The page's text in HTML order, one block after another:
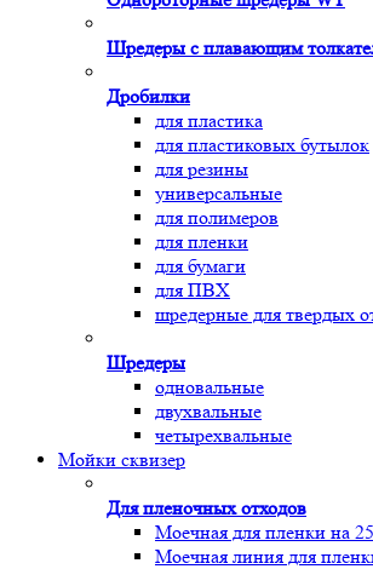
Шредеры с плавающим
Дробилки
для пластика
для пластиковых бутылок
для резины
универсальные
для полимеров
для пленки
для бумаги
для ПВХ
шредерные для твердых
Шредеры
одновальные
двухвальные
четырехвальные
Мойки сквизер
Для пленочных отходов
Моечная для пленки на
Моечная линия для